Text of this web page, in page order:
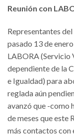
Reunión con
Representantes
pasado 13 de
LABORA (Servicio
dependiente de la
e Igualdad) para
reglada aún
avanzó que -como
de meses que este
más contactos con